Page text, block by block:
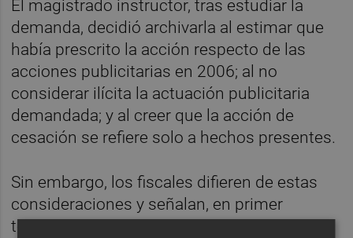
El magistrado instructor, tras estudiar la
demanda, decidió archivarla al estimar que
había prescrito la acción respecto de las
acciones publicitarias en 2006; al no
considerar ilícita la actuación publicitaria
demandada; y al creer que la acción de
cesación se refiere solo a hechos presentes.
Sin embargo, los fiscales difieren de estas
consideraciones y señalan, en primer
término, sobre la prescripción, que